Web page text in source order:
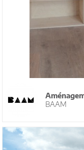
BAAM